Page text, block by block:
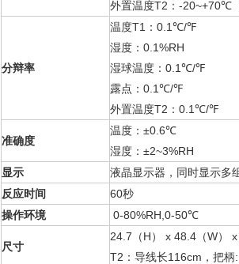
外置温度T2 ： -20~+70℃
分辩率
温度T1 ： 0.1℃/℉
湿度： 0.1%RH
湿球温度： 0.1℃/℉
露点： 0.1℃/℉
外置温度T2 ： 0.1℃/℉
准确度
温度： ±0.6℃
湿度： ±2~3%RH
显示
液晶显示器，同时显示多
反应时间
60秒
操作环境
0-80%RH,0-50℃
尺寸
24.7（H） x 48.4（W） x
T2 ：导线长116cm ，把柄